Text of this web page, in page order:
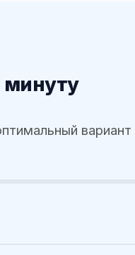
минуту
вариант